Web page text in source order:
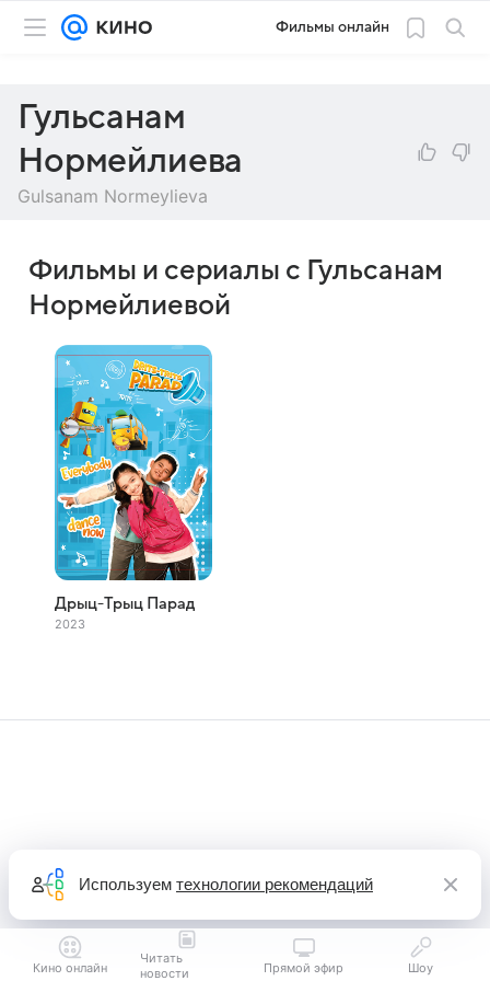
Фильмы онлайн
Гульсанам
Нормейлиева
Gulsanam Normeylieva
Фильмы и сериалы с Гульсанам
Нормейлиевой
Дрыц-Трыц Парад
2023
Кино онлайн
Читать
новости
Прямой эфир Шоу
Используем технологии рекомендаций